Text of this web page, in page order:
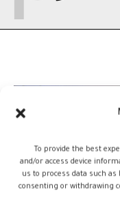
To provide the best
and/or access device
us to process data such
consenting or withdrawing